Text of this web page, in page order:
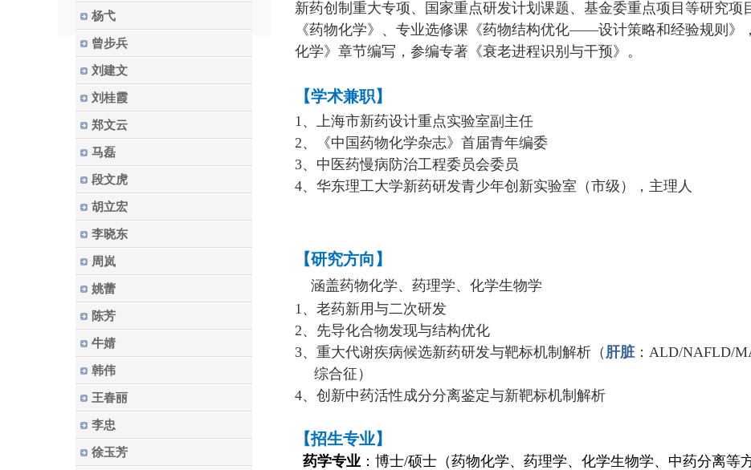
杨弋
曾步兵
刘建文
刘桂霞
郑文云
马磊
段文虎
胡立宏
李晓东
周岚
姚蕾
陈芳
牛婧
韩伟
王春丽
李忠
徐玉芳
新药创制重大专项、国家重点研发计划课题、基金委重点项目等研究项
《药物化学》、专业选修课《药物结构优化——设计策略和经验规则》
化学》章节编写，参编专著《衰老进程识别与干预》。
【学术兼职】
1 、上海市新药设计重点实验室副主任
2、《中国药物化学杂志》首届青年编委
3、中医药慢病防治工程委员会委员
4、华东理工大学新药研发青少年创新实验室（市级），主理人
【研究方向】
涵盖药物化学、药理学、化学生物学
1、 老药新用与二次研发
2、先导化合物发现与结构优化
3、重大代谢疾病候选新药研发与靶标机制解析 （ 肝脏： ALD/NAFLD/
综合征 ）
4、创新中药活性成分分离鉴定与新靶标机制解析
【招生专业】
药学专业 ：博士/硕士（药物化学、药理学、化学生物学、中药分离等